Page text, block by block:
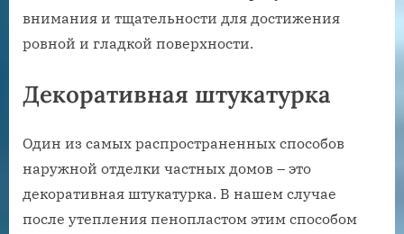
внимания и тщательности для достижения
ровной и гладкой поверхности.
Декоративная штукатурка
Один из самых распространенных способов
наружной отделки частных домов – это
декоративная штукатурка. В нашем случае
после утепления пенопластом этим способом